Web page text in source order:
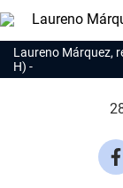
Laureno Márquez,
H)